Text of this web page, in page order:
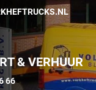
& VERHUUR
66